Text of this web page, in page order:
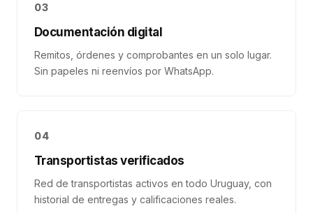
03
Documentación digital
Remitos, órdenes y comprobantes en un solo lugar.
Sin papeles ni reenvíos por WhatsApp.
04
Transportistas verificados
Red de transportistas activos en todo Uruguay, con
historial de entregas y calificaciones reales.